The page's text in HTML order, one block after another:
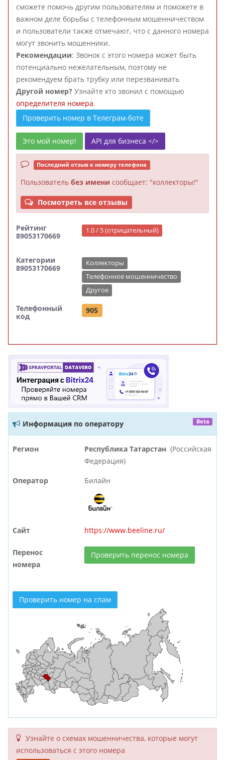
сможете помочь другим пользователям и поможете в
важном деле борьбы с телефонным мошенничеством
и пользователи также отмечают, что с данного номера
могут звонить мошенники.
Рекомендации: Звонок с этого номера может быть
потенциально нежелательным, поэтому не
рекомендуем брать трубку или перезванивать
Другой номер? Узнайте кто звонил с помощью
определителя номера.
Проверить номер в Телеграм-боте
Это мой номер! API для бизнеса </>
Последний отзыв к номеру телефона
Пользователь без имени сообщает: "коллекторы!"
Посмотреть все отзывы
Рейтинг
89053170669
1.0 / 5 (отрицательный)
Категории
89053170669
Коллекторы
Телефонное мошенничество
Другое
Телефонный
код
905
Информация по оператору Beta
Регион Республика Татарстан (Российская
Федерация)
Оператор Билайн
Сайт https://www.beeline.ru/
Перенос
номера
Проверить перенос номера
Проверить номер на спам
Узнайте о схемах мошенни­чества, кото­рые могут
исполь­зоваться с этого номера